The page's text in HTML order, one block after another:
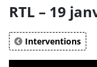
RTL – 19
Interventions